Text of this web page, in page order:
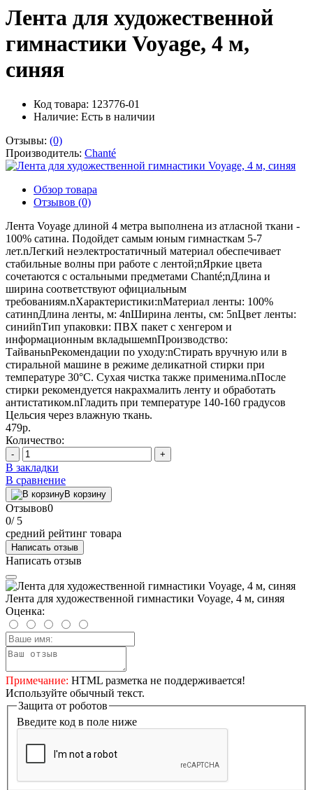
Лента для художественной
гимнастики Voyage, 4 м,
синяя
Код товара: 123776-01
Наличие: Есть в наличии
Отзывы: (0)
Производитель: Chanté
Обзор товара
Отзывов (0)
Лента Voyage длиной 4 метра выполнена из атласной ткани -
100% сатина. Подойдет самым юным гимнасткам 5-7
лет.nЛегкий неэлектростатичный материал обеспечивает
стабильные волны при работе с лентой;nЯркие цвета
сочетаются с остальными предметами Chanté;nДлина и
ширина соответствуют официальным
требованиям.nХарактеристики:nМатериал ленты: 100%
сатинnДлина ленты, м: 4nШирина ленты, см: 5nЦвет ленты:
синийnТип упаковки: ПВХ пакет с хенгером и
информационным вкладышемnПроизводство:
ТайваньnРекомендации по уходу:nСтирать вручную или в
стиральной машине в режиме деликатной стирки при
температуре 30°С. Сухая чистка также применима.nПосле
стирки рекомендуется накрахмалить ленту и обработать
антистатиком.nГладить при температуре 140-160 градусов
Цельсия через влажную ткань.
479р.
Количество:
- +
В закладки
В сравнение
В корзину
Отзывов0
0/ 5
средний рейтинг товара
Написать отзыв
Написать отзыв
Лента для художественной гимнастики Voyage, 4 м, синяя
Оценка:
Примечание: HTML разметка не поддерживается!
Используйте обычный текст.
Защита от роботов
Введите код в поле ниже